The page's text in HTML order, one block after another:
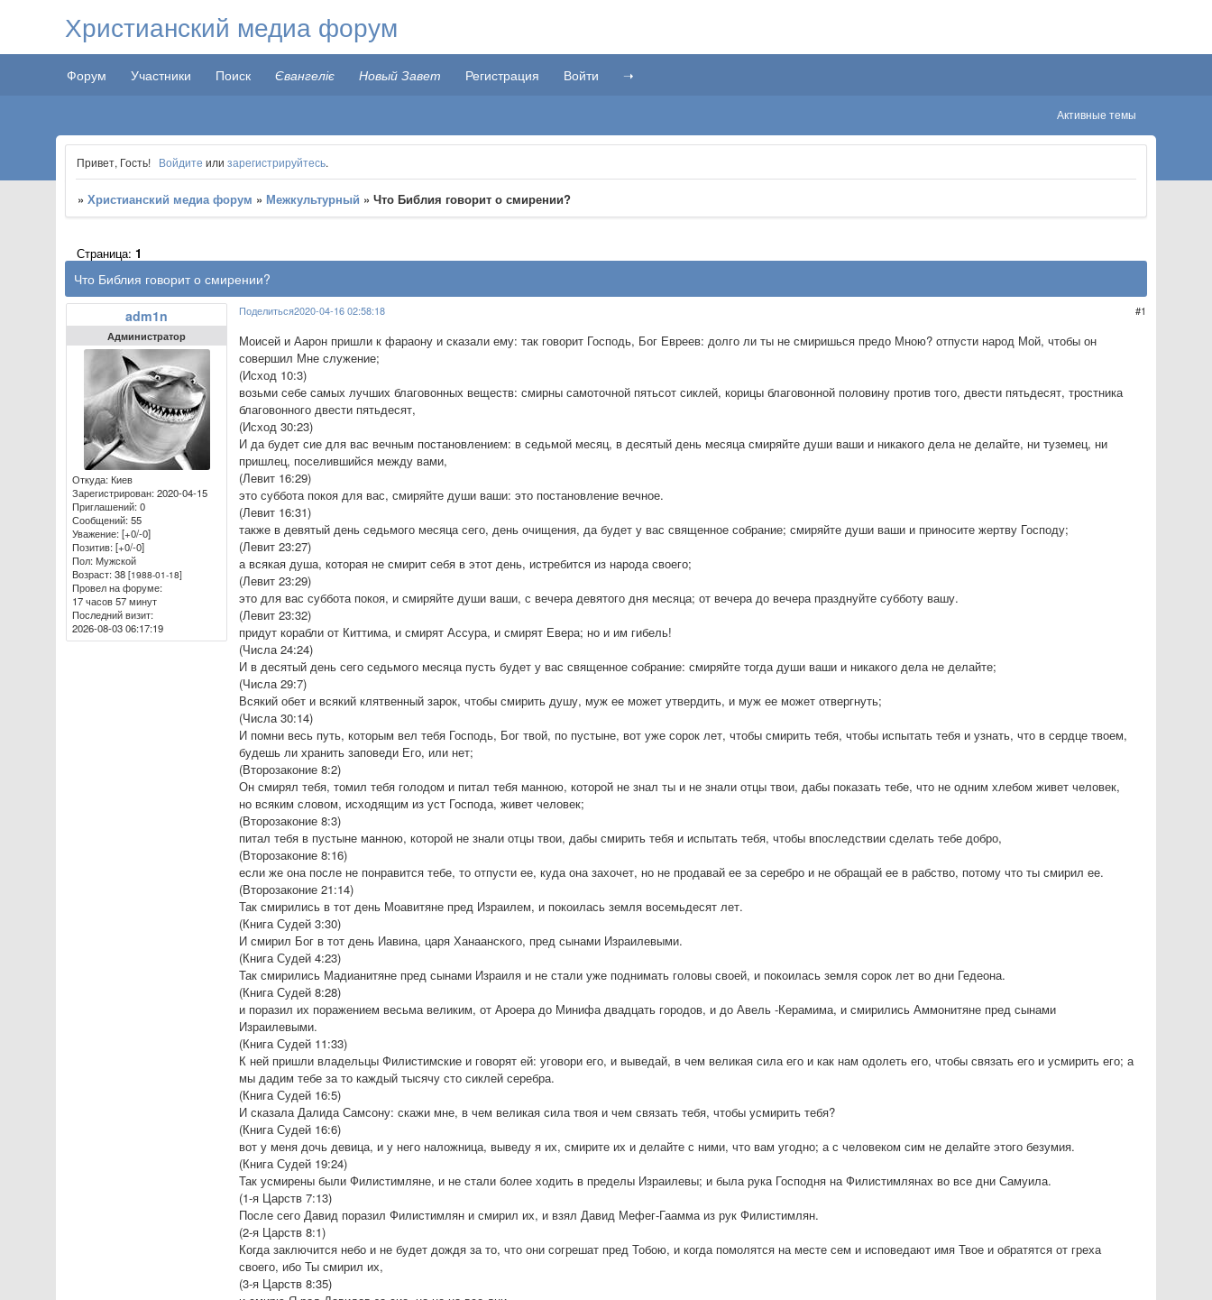
Христианский медиа форум
Форум Участники Поиск Євангеліє Новый Завет Регистрация Войти ➝
Активные темы
Привет, Гость! Войдите или зарегистрируйтесь.
»Христианский медиа форум » Межкультурный »Что Библия говорит о смирении?
Что Библия говорит о смирении?
Страница:1
Поделиться 1
2020-04-16 02:58:18
adm1n
Администратор
Откуда: Киев
Зарегистрирован: 2020-04-15
Приглашений:0
Сообщений:55
Уважение:[+0/-0]
Позитив:[+0/-0]
Пол: Мужской
Возраст:38 [1988-01-18]
Провел на форуме:
17 часов 57 минут
Последний визит:
2026-08-03 06:17:19
Моисей и Аарон пришли к фараону и сказали ему: так говорит Господь, Бог Евреев: долго ли ты не смиришься предо Мною? отпусти народ Мой, чтобы он
совершил Мне служение;
(Исход 10:3)
возьми себе самых лучших благовонных веществ: смирны самоточной пятьсот сиклей, корицы благовонной половину против того, двести пятьдесят, тростника
благовонного двести пятьдесят,
(Исход 30:23)
И да будет сие для вас вечным постановлением: в седьмой месяц, в десятый день месяца смиряйте души ваши и никакого дела не делайте, ни туземец, ни
пришлец, поселившийся между вами,
(Левит 16:29)
это суббота покоя для вас, смиряйте души ваши: это постановление вечное.
(Левит 16:31)
также в девятый день седьмого месяца сего, день очищения, да будет у вас священное собрание; смиряйте души ваши и приносите жертву Господу;
(Левит 23:27)
а всякая душа, которая не смирит себя в этот день, истребится из народа своего;
(Левит 23:29)
это для вас суббота покоя, и смиряйте души ваши, с вечера девятого дня месяца; от вечера до вечера празднуйте субботу вашу.
(Левит 23:32)
придут корабли от Киттима, и смирят Ассура, и смирят Евера; но и им гибель!
(Числа 24:24)
И в десятый день сего седьмого месяца пусть будет у вас священное собрание: смиряйте тогда души ваши и никакого дела не делайте;
(Числа 29:7)
Всякий обет и всякий клятвенный зарок, чтобы смирить душу, муж ее может утвердить, и муж ее может отвергнуть;
(Числа 30:14)
И помни весь путь, которым вел тебя Господь, Бог твой, по пустыне, вот уже сорок лет, чтобы смирить тебя, чтобы испытать тебя и узнать, что в сердце твоем,
будешь ли хранить заповеди Его, или нет;
(Второзаконие 8:2)
Он смирял тебя, томил тебя голодом и питал тебя манною, которой не знал ты и не знали отцы твои, дабы показать тебе, что не одним хлебом живет человек,
но всяким словом, исходящим из уст Господа, живет человек;
(Второзаконие 8:3)
питал тебя в пустыне манною, которой не знали отцы твои, дабы смирить тебя и испытать тебя, чтобы впоследствии сделать тебе добро,
(Второзаконие 8:16)
если же она после не понравится тебе, то отпусти ее, куда она захочет, но не продавай ее за серебро и не обращай ее в рабство, потому что ты смирил ее.
(Второзаконие 21:14)
Так смирились в тот день Моавитяне пред Израилем, и покоилась земля восемьдесят лет.
(Книга Судей 3:30)
И смирил Бог в тот день Иавина, царя Ханаанского, пред сынами Израилевыми.
(Книга Судей 4:23)
Так смирились Мадианитяне пред сынами Израиля и не стали уже поднимать головы своей, и покоилась земля сорок лет во дни Гедеона.
(Книга Судей 8:28)
и поразил их поражением весьма великим, от Ароера до Минифа двадцать городов, и до Авель -Керамима, и смирились Аммонитяне пред сынами
Израилевыми.
(Книга Судей 11:33)
К ней пришли владельцы Филистимские и говорят ей: уговори его, и выведай, в чем великая сила его и как нам одолеть его, чтобы связать его и усмирить его; а
мы дадим тебе за то каждый тысячу сто сиклей серебра.
(Книга Судей 16:5)
И сказала Далида Самсону: скажи мне, в чем великая сила твоя и чем связать тебя, чтобы усмирить тебя?
(Книга Судей 16:6)
вот у меня дочь девица, и у него наложница, выведу я их, смирите их и делайте с ними, что вам угодно; а с человеком сим не делайте этого безумия.
(Книга Судей 19:24)
Так усмирены были Филистимляне, и не стали более ходить в пределы Израилевы; и была рука Господня на Филистимлянах во все дни Самуила.
(1-я Царств 7:13)
После сего Давид поразил Филистимлян и смирил их, и взял Давид Мефег-Гаамма из рук Филистимлян.
(2-я Царств 8:1)
Когда заключится небо и не будет дождя за то, что они согрешат пред Тобою, и когда помолятся на месте сем и исповедают имя Твое и обратятся от греха
своего, ибо Ты смирил их,
(3-я Царств 8:35)